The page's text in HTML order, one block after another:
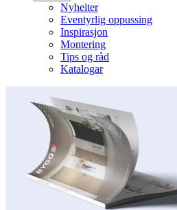
Nyheiter
Eventyrlig oppussing
Inspirasjon
Montering
Tips og råd
Katalogar